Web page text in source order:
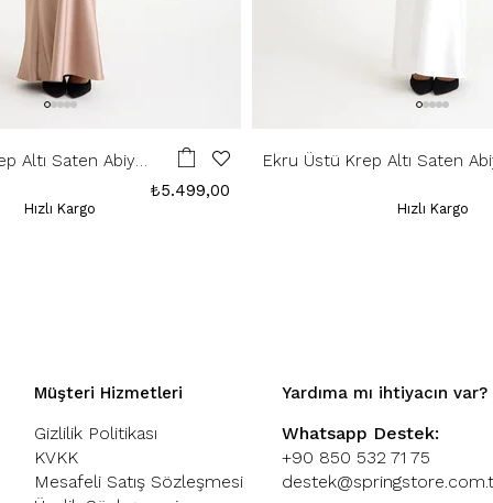
Altı Saten Abiye
₺5.499,00
Hızlı Kargo
Ekru Üstü Krep Altı Saten
Hızlı Kargo
Müşteri Hizmetleri
Gizlilik Politikası
KVKK
Mesafeli Satış Sözleşmesi
Yardıma mı ihtiyacın var?
Whatsapp Destek:
+90 850 532 71 75